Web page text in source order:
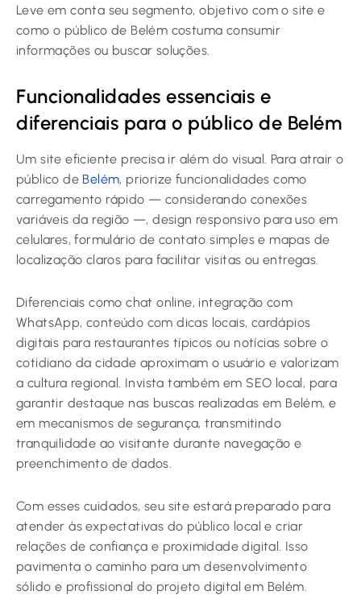
Leve em conta seu segmento, objetivo com o site e
como o público de Belém costuma consumir
informações ou buscar soluções.
Funcionalidades essenciais e
diferenciais para o público de Belém
Um site eficiente precisa ir além do visual. Para atrair o
público de Belém, priorize funcionalidades como
carregamento rápido — considerando conexões
variáveis da região —, design responsivo para uso em
celulares, formulário de contato simples e mapas de
localização claros para facilitar visitas ou entregas.
Diferenciais como chat online, integração com
WhatsApp, conteúdo com dicas locais, cardápios
digitais para restaurantes típicos ou notícias sobre o
cotidiano da cidade aproximam o usuário e valorizam
a cultura regional. Invista também em SEO local, para
garantir destaque nas buscas realizadas em Belém, e
em mecanismos de segurança, transmitindo
tranquilidade ao visitante durante navegação e
preenchimento de dados.
Com esses cuidados, seu site estará preparado para
atender às expectativas do público local e criar
relações de confiança e proximidade digital. Isso
pavimenta o caminho para um desenvolvimento
sólido e profissional do projeto digital em Belém.